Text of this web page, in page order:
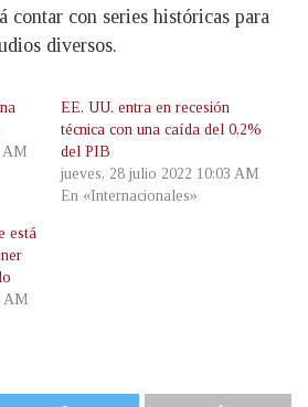
contar con series históricas para
diversos.
AM
EE. UU. entra en recesión
técnica con una caída del 0,2%
del PIB
jueves, 28 julio 2022 10:03 AM
En «Internacionales»
está
AM